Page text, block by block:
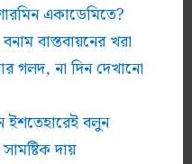
একাডেমিতে?
বাস্তবায়নের খরা
গলদ, না দিন দেখানো
ইশতেহারেই বলুন
দায়